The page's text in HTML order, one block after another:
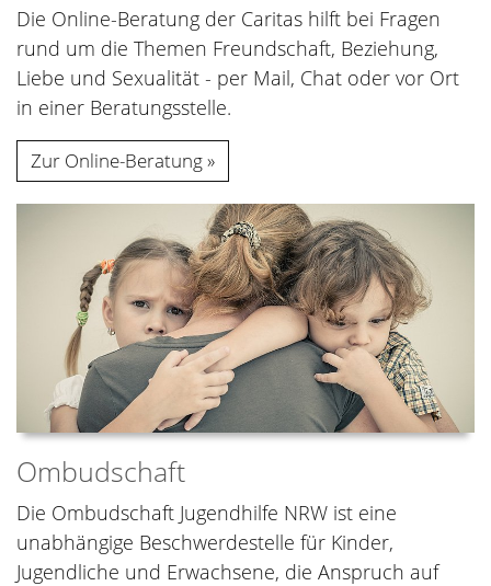
Die Online-Beratung der Caritas hilft bei Fragen
rund um die Themen Freundschaft, Beziehung,
Liebe und Sexualität - per Mail, Chat oder vor Ort
in einer Beratungsstelle.
Zur Online-Beratung
Ombudschaft
Die Ombudschaft Jugendhilfe NRW ist eine
unabhängige Beschwerdestelle für Kinder,
Jugendliche und Erwachsene, die Anspruch auf